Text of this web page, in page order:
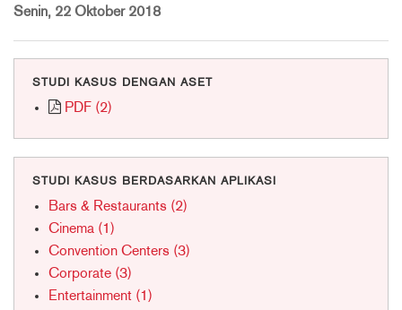
Senin, 22 Oktober 2018
STUDI KASUS DENGAN ASET
PDF (2)
STUDI KASUS BERDASARKAN APLIKASI
Bars & Restaurants (2)
Cinema (1)
Convention Centers (3)
Corporate (3)
Entertainment (1)